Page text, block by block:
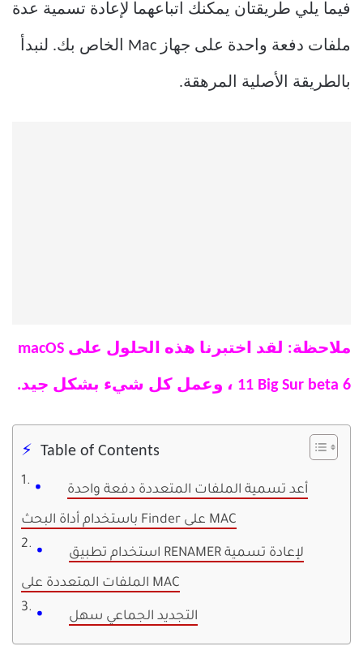
فيما يلي طريقتان يمكنك اتباعهما لإعادة تسمية عدة
ملفات دفعة واحدة على جهاز Mac الخاص بك. لنبدأ
بالطريقة الأصلية المرهقة.
ملاحظة: لقد اختبرنا هذه الحلول على macOS
11 Big Sur beta 6 ، وعمل كل شيء بشكل جيد.
Table of Contents
أعد تسمية الملفات المتعددة دفعة واحدة
باستخدام أداة البحث Finder على MAC
استخدام تطبيق RENAMER لإعادة تسمية
الملفات المتعددة على MAC
التجديد الجماعي سهل